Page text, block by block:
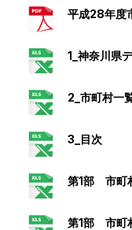
平成28年度
1_神奈川県
2_市町村一
3_目次
第1部 市町
第1部 市町